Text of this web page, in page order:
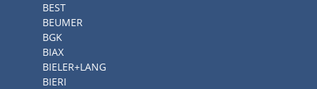
BEST
BEUMER
BGK
BIAX
BIELER+LANG
BIERI